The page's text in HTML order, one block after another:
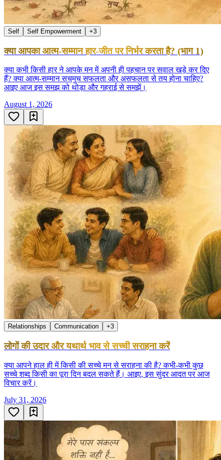
Self Self Empowerment +3
क्या आपका आत्म-सम्मान हार-जीत पर निर्भर करता है? (भाग 1)
क्या कभी किसी हार ने आपके मन में अपनी ही पहचान पर सवाल खड़े कर दिए
हैं? क्या आत्म-सम्मान सचमुच सफलता और असफलता से तय होना चाहिए?
आइए आज इस समझ को थोड़ा और गहराई से समझें।
August 1, 2026
Relationships Communication +3
लोगों की उदार और यथार्थ भाव से सच्ची सराहना करें
क्या आपने हाल ही में किसी की सच्चे मन से सराहना की है? कभी-कभी कुछ
सच्चे शब्द किसी का पूरा दिन बदल सकते हैं। आइए, इस सुंदर आदत पर आज
विचार करें।
July 31, 2026